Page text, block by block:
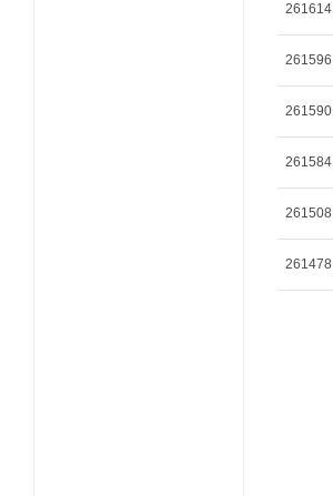
261614
261596
261590
261584
261508
261478